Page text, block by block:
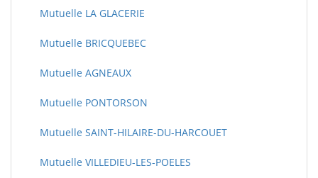
Mutuelle LA GLACERIE
Mutuelle BRICQUEBEC
Mutuelle AGNEAUX
Mutuelle PONTORSON
Mutuelle SAINT-HILAIRE-DU-HARCOUET
Mutuelle VILLEDIEU-LES-POELES